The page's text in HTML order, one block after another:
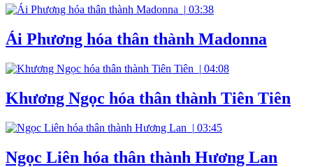
| 03:38
Ái Phương hóa thân thành Madonna
| 04:08
Khương Ngọc hóa thân thành Tiên Tiên
| 03:45
Ngọc Liên hóa thân thành Hương Lan